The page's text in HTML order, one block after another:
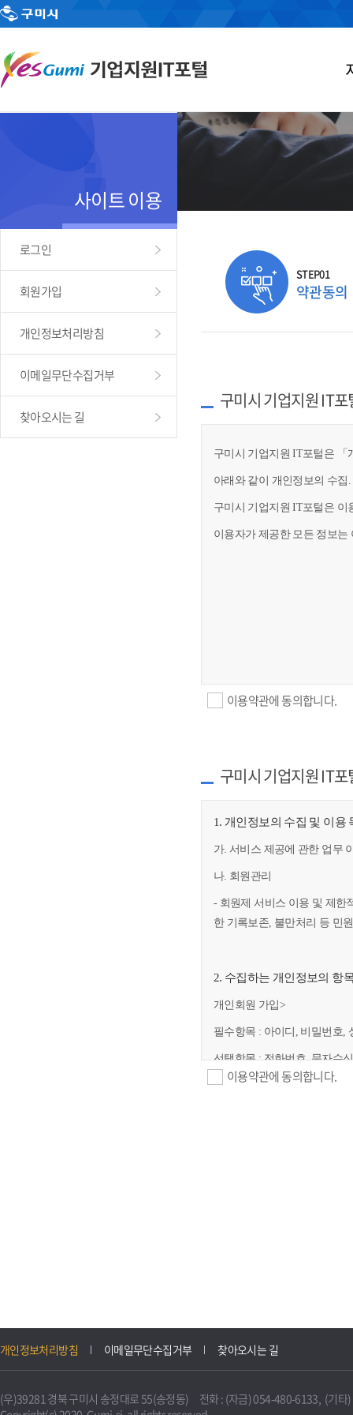
사이트 이용
로그인
회원가입
개인정보처리방침
이메일무단수집거부
찾아오시는 길
STEP01
약관동의
구미시 기업지원 IT
구미시 기업지원 IT포털은 「
아래와 같이 개인정보의 수집
구미시 기업지원 IT포털은 이
이용자가 제공한 모든 정보
이용약관에 동의합니다.
구미시 기업지원 IT
1. 개인정보의 수집 및 이용
가. 서비스 제공에 관한 업무
나. 회원관리
- 회원제 서비스 이용 및 제한
한 기록보존, 불만처리 등 민
2. 수집하는 개인정보의 항
개인회원 가입>
필수항목 : 아이디, 비밀번호,
선택항목 : 전화번호, 문자수
니다.
불필요하게 되었을 때에는
이용약관에 동의합니다.
개인정보처리방침 이메일무단수집거부 찾아오시는 길
(우)39281 경북 구미시 송정대로 55(송정동) 전화 : (자금) 054-480-6133, (기타